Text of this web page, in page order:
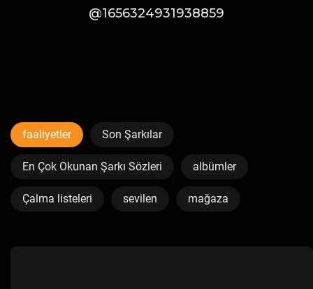
@1656324931938859
faaliyetler Son Şarkılar
En Çok Okunan Şarkı Sözleri albümler
Çalma listeleri sevilen mağaza